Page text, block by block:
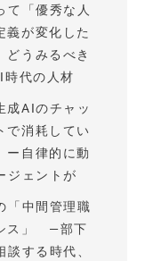
て「優秀な人
義が変化した
どうみるべき
代の人材
成AIのチャッ
で消耗してい
自律的に動
ジェントが
「中間管理職
ス」 —部下
談する時代、